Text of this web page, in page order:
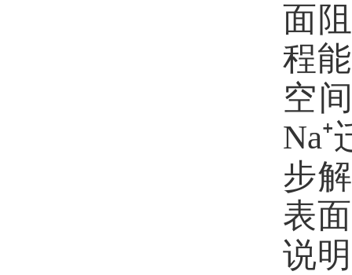
面
程
空
Na⁺
步
表
说明